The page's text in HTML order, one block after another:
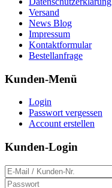
Versand
News Blog
Impressum
Kontaktformular
Bestellanfrage
Kunden-Menü
Login
Passwort vergessen
Account erstellen
Kunden-Login